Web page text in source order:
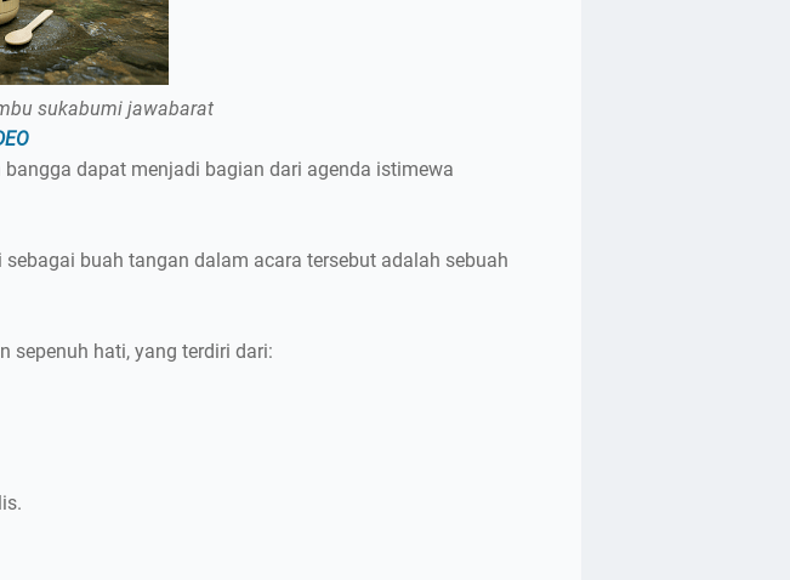
sukabumi jawabarat
dapat menjadi bagian dari agenda istimewa
buah tangan dalam acara tersebut adalah sebuah
sepenuh hati, yang terdiri dari: